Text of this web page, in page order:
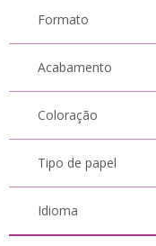
Formato
Acabamento
Coloração
Tipo de papel
Idioma